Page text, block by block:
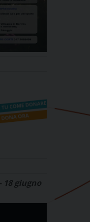
18 giugno